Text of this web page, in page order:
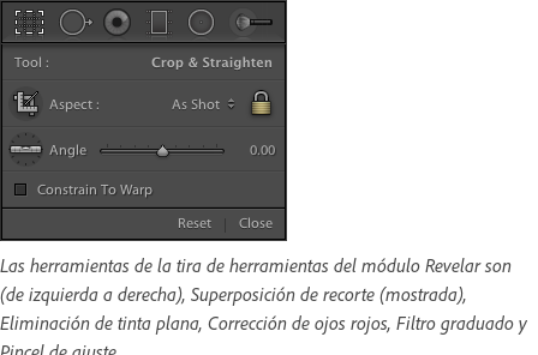
Las herramientas de la tira de herramientas del módulo Revelar son
(de izquierda a derecha), Superposición de recorte (mostrada),
Eliminación de tinta plana, Corrección de ojos rojos, Filtro graduado y